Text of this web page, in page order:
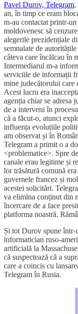
Pavel Durov, Telegram,
an, în timp ce eram
m-au contactat printr-
moldovenesc să
alegerile prezidențiale
semnalate de
câteva care încălcau în
Intermediarul m-a
serviciile de informații
mine judecătorului care
Acest lucru era
agenția chiar se adresa
de a interveni în
că a făcut-o, atunci
influența evoluțiile
am observat și în
Telegram a primit o a
<problematice>. Spre
canale erau legitime și
lor trăsătură comună
guvernele francez și
acestei solicitări.
va elimina conținut din
încercare de a face
platforma noastră.
Și tot Durov spune într-
informatician ruso-
artificială la
că suspectează că a
care a coincis cu
Telegram în Rusia.